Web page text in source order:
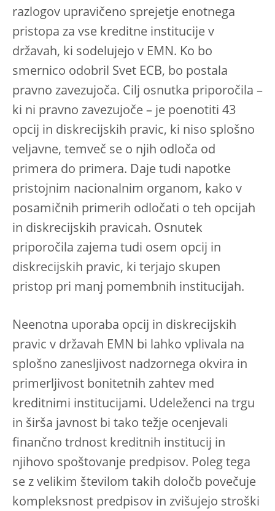
razlogov upravičeno sprejetje enotnega
pristopa za vse kreditne institucije v
državah, ki sodelujejo v EMN. Ko bo
smernico odobril Svet ECB, bo postala
pravno zavezujoča. Cilj osnutka priporočila –
ki ni pravno zavezujoče – je poenotiti 43
opcij in diskrecijskih pravic, ki niso splošno
veljavne, temveč se o njih odloča od
primera do primera. Daje tudi napotke
pristojnim nacionalnim organom, kako v
posamičnih primerih odločati o teh opcijah
in diskrecijskih pravicah. Osnutek
priporočila zajema tudi osem opcij in
diskrecijskih pravic, ki terjajo skupen
pristop pri manj pomembnih institucijah.
Neenotna uporaba opcij in diskrecijskih
pravic v državah EMN bi lahko vplivala na
splošno zanesljivost nadzornega okvira in
primerljivost bonitetnih zahtev med
kreditnimi institucijami. Udeleženci na trgu
in širša javnost bi tako težje ocenjevali
finančno trdnost kreditnih institucij in
njihovo spoštovanje predpisov. Poleg tega
se z velikim številom takih določb povečuje
kompleksnost predpisov in zvišujejo stroški